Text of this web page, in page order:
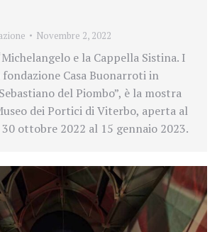
Novembre 2, 2022
e la Cappella Sistina. I
Casa Buonarroti in
del Piombo”, è la mostra
dei Portici di Viterbo, aperta al
ottobre 2022 al 15 gennaio 2023.